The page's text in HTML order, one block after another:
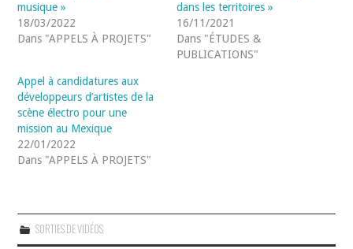
musique »
18/03/2022
Dans "APPELS À PROJETS"
dans les territoires »
16/11/2021
Dans "ÉTUDES &
PUBLICATIONS"
Appel à candidatures aux
développeurs d’artistes de la
scène électro pour une
mission au Mexique
22/01/2022
Dans "APPELS À PROJETS"
SORTIES DE VIDÉOS